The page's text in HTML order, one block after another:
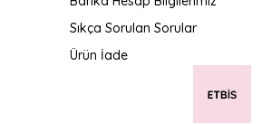
Sıkça Sorulan Sorular
Ürün İade